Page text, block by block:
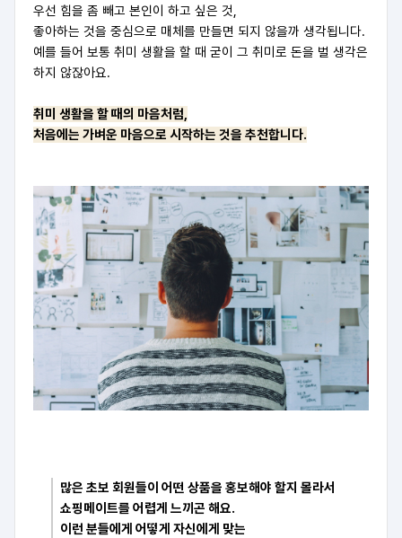
우선 힘을 좀 빼고 본인이 하고 싶은 것,
좋아하는 것을 중심으로 매체를 만들면 되지 않을까 생각됩니다.
예를 들어 보통 취미 생활을 할 때 굳이 그 취미로 돈을 벌 생각은
하지 않잖아요.
취미 생활을 할 때의 마음처럼,
처음에는 가벼운 마음으로 시작하는 것을 추천합니다.
많은 초보 회원들이 어떤 상품을 홍보해야 할지 몰라서
쇼핑메이트를 어렵게 느끼곤 해요.
이런 분들에게 어떻게 자신에게 맞는